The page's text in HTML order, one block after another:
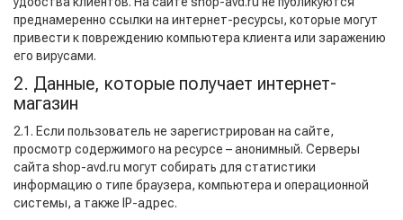
преднамеренно ссылки на интернет-ресурсы, которые могут
привести к повреждению компьютера клиента или заражению
его вирусами.
2. Данные, которые получает интернет-
магазин
2.1. Если пользователь не зарегистрирован на сайте,
просмотр содержимого на ресурсе – анонимный. Серверы
сайта shop-avd.ru могут собирать для статистики
информацию о типе браузера, компьютера и операционной
системы, а также IP-адрес.